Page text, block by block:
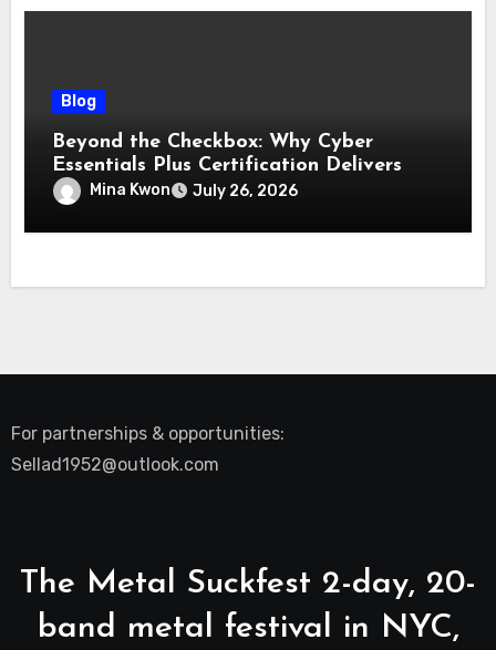
Blog
Beyond the Checkbox: Why Cyber
Essentials Plus Certification Delivers
Real-World Security Confidence
Mina Kwon July 26, 2026
For partnerships & opportunities:
Sellad1952@outlook.com
The Metal Suckfest 2-day, 20-
band metal festival in NYC,